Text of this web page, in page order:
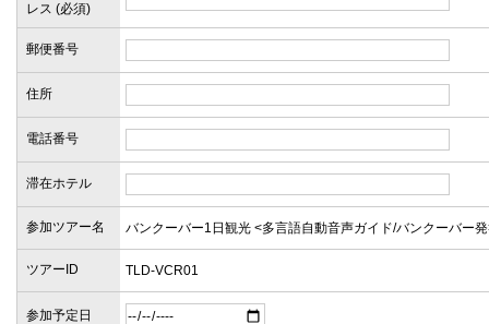
レス (必須)
郵便番号
住所
電話番号
滞在ホテル
参加ツアー名
ツアーID
参加予定日